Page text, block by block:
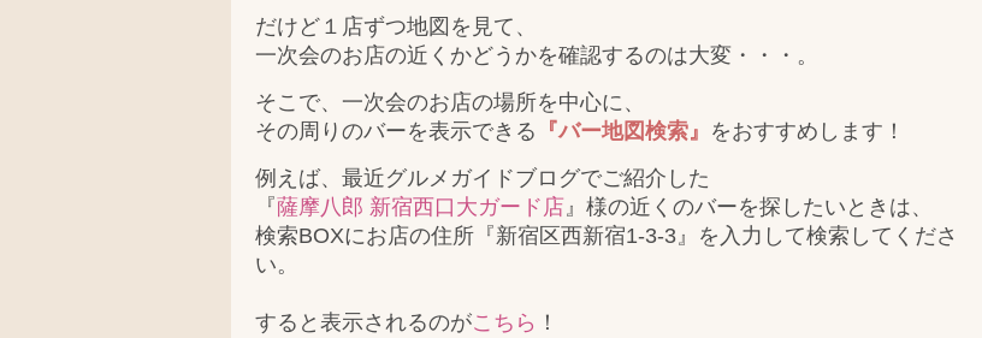
だけど１店ずつ地図を見て、
一次会のお店の近くかどうかを確認するのは大変・・・。
そこで、一次会のお店の場所を中心に、
その周りのバーを表示できる 『バー地図検索』 をおすすめします！
例えば、最近グルメガイドブログでご紹介した
『薩摩八郎 新宿西口大ガード店』様の近くのバーを探したいときは、
検索BOXにお店の住所『新宿区西新宿1-3-3』を入力して検索してくださ
い。
すると表示されるのがこちら ！